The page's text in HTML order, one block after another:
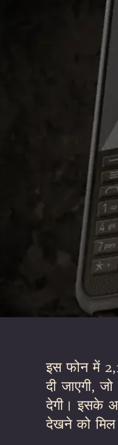
इस फोन में
दी जाएगी,
देगी। इसके
देखने को